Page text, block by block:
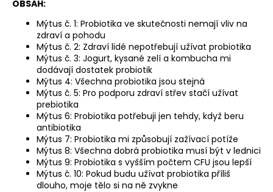
OBSAH:
Mýtus č. 1: Probiotika ve skutečnosti nemají vliv na
zdraví a pohodu
Mýtus č. 2: Zdraví lidé nepotřebují užívat probiotika
Mýtus č. 3: Jogurt, kysané zelí a kombucha mi
dodávají dostatek probiotik
Mýtus 4: Všechna probiotika jsou stejná
Mýtus č. 5: Pro podporu zdraví střev stačí užívat
prebiotika
Mýtus 6: Probiotika potřebuji jen tehdy, když beru
antibiotika
Mýtus 7: Probiotika mi způsobují zažívací potíže
Mýtus 8: Všechna dobrá probiotika musí být v lednici
Mýtus 9: Probiotika s vyšším počtem CFU jsou lepší
Mýtus č. 10: Pokud budu užívat probiotika příliš
dlouho, moje tělo si na ně zvykne